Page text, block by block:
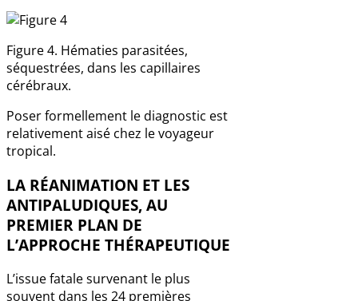
Figure 4. Hématies parasitées,
séquestrées, dans les capillaires
cérébraux.
Poser formellement le diagnostic est
relativement aisé chez le voyageur
tropical.
LA RÉANIMATION ET LES
ANTIPALUDIQUES, AU
PREMIER PLAN DE
L’APPROCHE THÉRAPEUTIQUE
L’issue fatale survenant le plus
souvent dans les 24 premières